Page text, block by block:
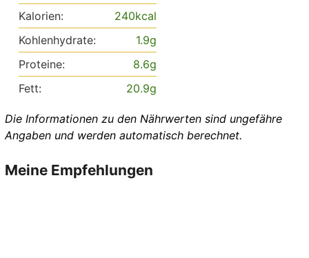
Kalorien: 240kcal
Kohlenhydrate:
1.9g
Proteine:
8.6g
Fett:
20.9g
Die Informationen zu den Nährwerten sind ungefähre
Angaben und werden automatisch berechnet.
Meine Empfehlungen